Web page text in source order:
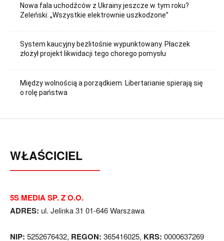
Nowa fala uchodźców z Ukrainy jeszcze w tym roku?
Zeleński: „Wszystkie elektrownie uszkodzone”
System kaucyjny bezlitośnie wypunktowany. Płaczek
złożył projekt likwidacji tego chorego pomysłu
Między wolnością a porządkiem. Libertarianie spierają się
o rolę państwa
WŁAŚCICIEL
5S MEDIA SP. Z O.O.
ADRES: ul. Jelinka 31 01-646 Warszawa
NIP: 5252676432, REGON: 365416025, KRS: 0000637269